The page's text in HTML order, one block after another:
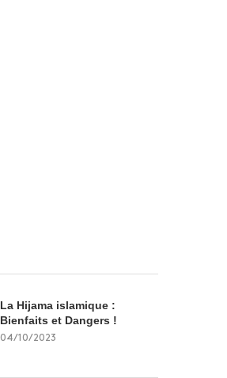
La Hijama islamique :
Bienfaits et Dangers !
04/10/2023